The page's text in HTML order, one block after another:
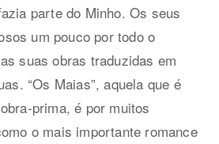
parte do Minho. Os seus
um pouco por todo o
suas obras traduzidas em
“Os Maias”, aquela que é
prima, é por muitos
o mais importante romance